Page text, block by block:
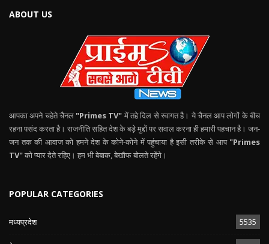
ABOUT US
आपका अपने चहेते चैनल "Primes TV" में तहे दिल से स्वागत है। ये चैनल आप लोगों के बीच
रहना पसंद करता है। राजनीति सहित देश के बड़े मुद्दों पर सवाल करना ही हमारी पहचान है। जन-
जन तक की आवाज को हमने देश के कोने-कोने में पहुंचाया है इसी तरीके से आप "Primes
TV"को प्यार देते रहिए। हम भी बेबाक, बेखौफ बोलते रहेंगे।
POPULAR CATEGORIES
मध्यप्रदेश 5535